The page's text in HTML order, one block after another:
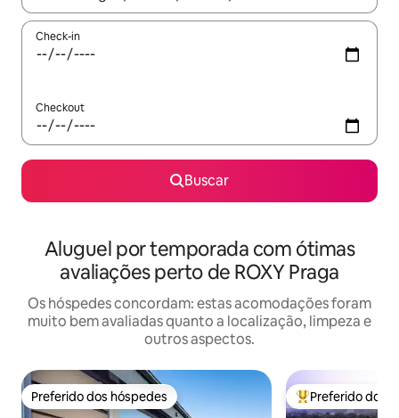
Check-in
Checkout
Buscar
Aluguel por temporada com ótimas
avaliações perto de ROXY Praga
Os hóspedes concordam: estas acomodações foram
muito bem avaliadas quanto a localização, limpeza e
outros aspectos.
Preferido dos hóspedes
Preferido dos hóspedes Entre os
Preferido dos